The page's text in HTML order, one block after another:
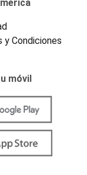
y Condiciones
móvil